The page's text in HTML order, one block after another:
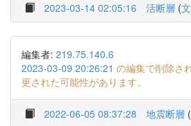
2023-03-14 02:05:16 活断層 (
編集者: 219.75.140.6
2023-03-09 20:26:21 の編集で削除さ
更された可能性があります。
2022-06-05 08:37:28 地震断層 (